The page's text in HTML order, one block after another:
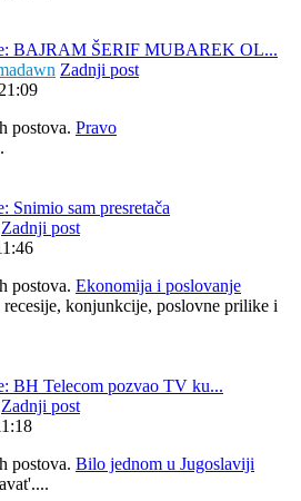
BAJRAM ŠERIF MUBAREK OL...
Zadnji post
Pravo
Snimio sam presretača
Zadnji post
Ekonomija i poslovanje
konjunkcije, poslovne prilike i
BH Telecom pozvao TV ku...
Zadnji post
Bilo jednom u Jugoslaviji